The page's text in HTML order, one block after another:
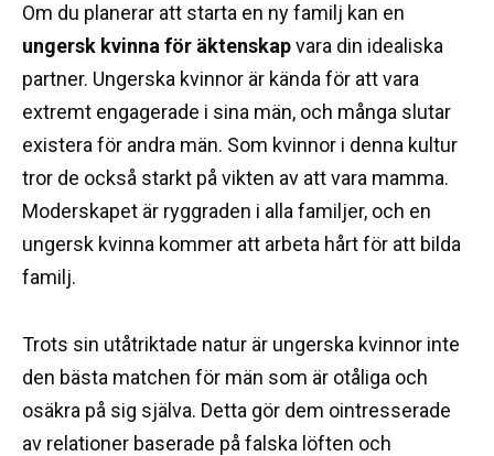
Om du planerar att starta en ny familj kan en
ungersk kvinna för äktenskapvara din idealiska
partner. Ungerska kvinnor är kända för att vara
extremt engagerade i sina män, och många slutar
existera för andra män. Som kvinnor i denna kultur
tror de också starkt på vikten av att vara mamma.
Moderskapet är ryggraden i alla familjer, och en
ungersk kvinna kommer att arbeta hårt för att bilda
familj.
Trots sin utåtriktade natur är ungerska kvinnor inte
den bästa matchen för män som är otåliga och
osäkra på sig själva. Detta gör dem ointresserade
av relationer baserade på falska löften och